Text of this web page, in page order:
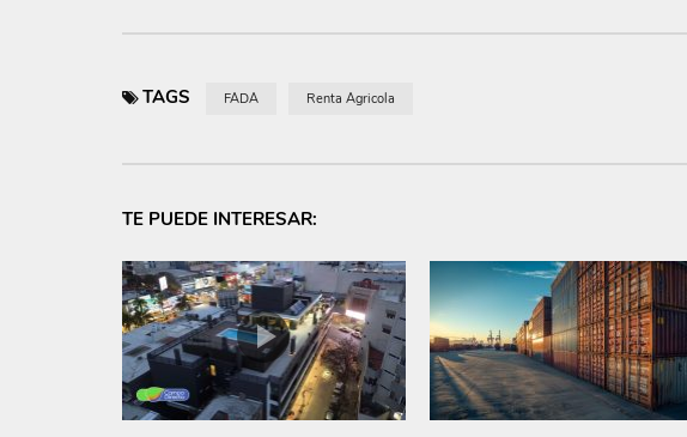
TAGS FADA Renta Agricola
TE PUEDE INTERESAR: